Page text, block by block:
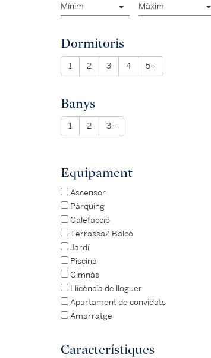
Mínim Màxim
Dormitoris
1 2 3 4 5+
Banys
1 2 3+
Equipament
Ascensor
Pàrquing
Calefacció
Terrassa/ Balcó
Jardí
Piscina
Gimnàs
Llicència de lloguer
Apartament de convidats
Amarratge
Característiques